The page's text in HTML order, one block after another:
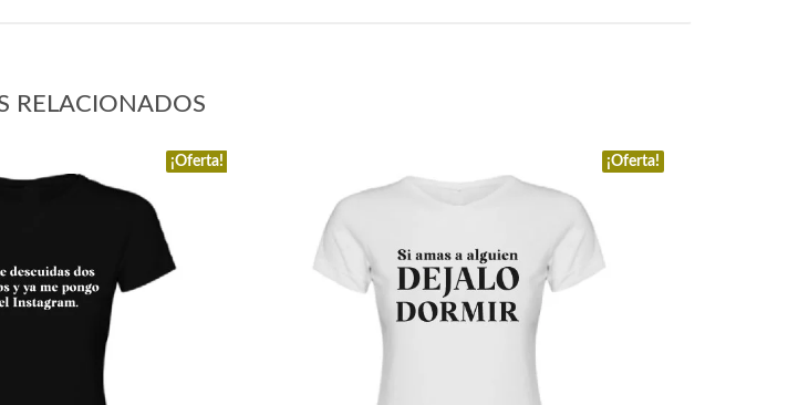
RELACIONADOS
¡Oferta! ¡Oferta!